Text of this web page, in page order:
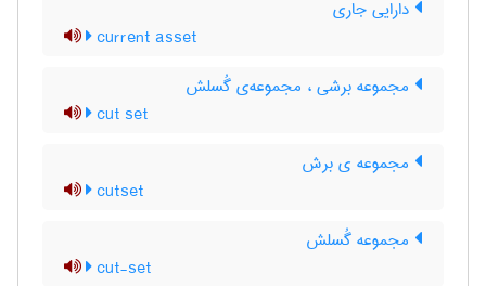
دارایی جاری
current asset
مجموعه برشی ، مجموعه‌ی گُسلش
cut set
مجموعه ی برش
cutset
مجموعه گُسلش
cut-set